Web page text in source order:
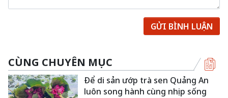
GỬI BÌNH LUẬN
CÙNG CHUYÊN MỤC
Để di sản ướp trà sen Quảng An
luôn song hành cùng nhịp sống